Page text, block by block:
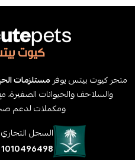
متجر كيوت بيتس يوفر مستلزمات
والسلاحف والحيوانات الصغيرة،
ومكملات لدعم
السجل التجاري
1010496498